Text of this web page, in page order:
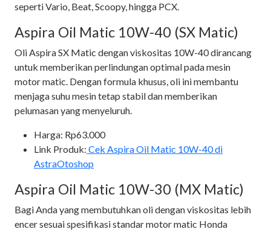
seperti Vario, Beat, Scoopy, hingga PCX.
Aspira Oil Matic 10W-40 (SX Matic)
Oli Aspira SX Matic dengan viskositas 10W-40 dirancang
untuk memberikan perlindungan optimal pada mesin
motor matic. Dengan formula khusus, oli ini membantu
menjaga suhu mesin tetap stabil dan memberikan
pelumasan yang menyeluruh.
Harga: Rp63.000
Link Produk: Cek Aspira Oil Matic 10W-40 di
AstraOtoshop
Aspira Oil Matic 10W-30 (MX Matic)
Bagi Anda yang membutuhkan oli dengan viskositas lebih
encer sesuai spesifikasi standar motor matic Honda